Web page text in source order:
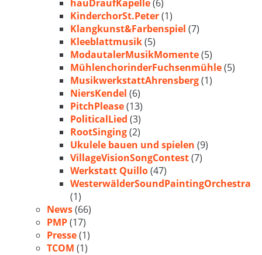
hauDraufKapelle(6)
KinderchorSt.Peter(1)
Klangkunst&Farbenspiel (7)
Kleeblattmusik(5)
ModautalerMusikMomente(5)
MühlenchorinderFuchsenmühle(5)
MusikwerkstattAhrensberg(1)
NiersKendel (6)
PitchPlease(13)
PoliticalLied (3)
RootSinging(2)
Ukulele bauen und spielen (9)
VillageVisionSongContest(7)
Werkstatt Quillo(47)
WesterwälderSoundPaintingOrchestra
(1)
News(66)
PMP(17)
Presse(1)
TCOM (1)